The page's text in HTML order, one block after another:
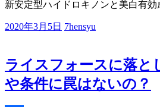
新安定型ハイドロキノンと美白有効
2020年3月5日 7hensyu
ライスフォースに落と
や条件に罠はないの？